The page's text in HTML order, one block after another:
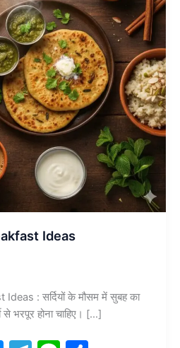
Ideas
: सर्दियों के मौसम में सुबह का
से भरपूर होना चाहिए। […]